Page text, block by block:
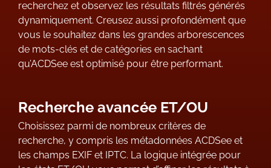
recherchez et observez les résultats filtrés générés
dynamiquement. Creusez aussi profondément que
vous le souhaitez dans les grandes arborescences
de mots-clés et de catégories en sachant
qu’ACDSee est optimisé pour être performant.
Recherche avancée ET/OU
Choisissez parmi de nombreux critères de
recherche, y compris les métadonnées ACDSee et
les champs EXIF et IPTC. La logique intégrée pour